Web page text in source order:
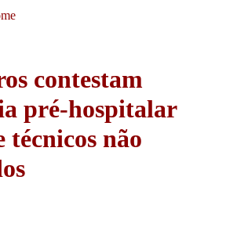
contestam
pré-hospitalar
técnicos não